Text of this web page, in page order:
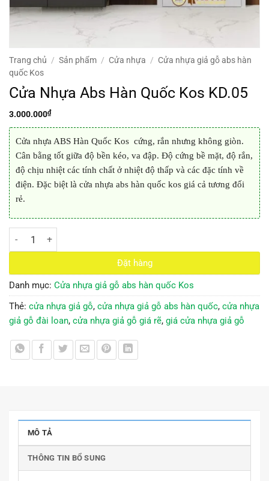
Trang chủ / Sản phẩm / Cửa nhựa / Cửa nhựa giả gỗ abs hàn
quốc Kos
Cửa Nhựa Abs Hàn Quốc Kos KD.05
3.000.000₫
Cửa nhựa ABS Hàn Quốc Kos cứng, rắn nhưng không giòn.
Cân bằng tốt giữa độ bền kéo, va đập. Độ cứng bề mặt, độ rắn,
độ chịu nhiệt các tính chất ở nhiệt độ thấp và các đặc tính về
điện. Đặc biệt là cửa nhựa abs hàn quốc kos giá cả tương đối
rẻ.
Cửa Nhựa Abs Hàn Quốc Kos KD.05 số lượng
Đặt hàng
Danh mục: Cửa nhựa giả gỗ abs hàn quốc Kos
Thẻ: cửa nhựa giả gỗ, cửa nhựa giả gỗ abs hàn quốc, cửa nhựa
giả gỗ đài loan, cửa nhựa giả gỗ giá rẽ, giá cửa nhựa giả gỗ
MÔ TẢ
THÔNG TIN BỔ SUNG